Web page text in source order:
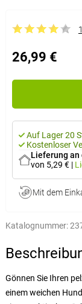
26,99 €
Auf Lager 20
Kostenloser
Lieferung an
von 5,29 € |
Mit dem
Katalognummer:
Gönnen Sie Ihren
einem weichen